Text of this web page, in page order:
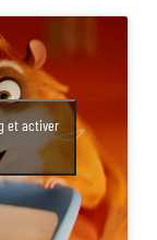
et activer